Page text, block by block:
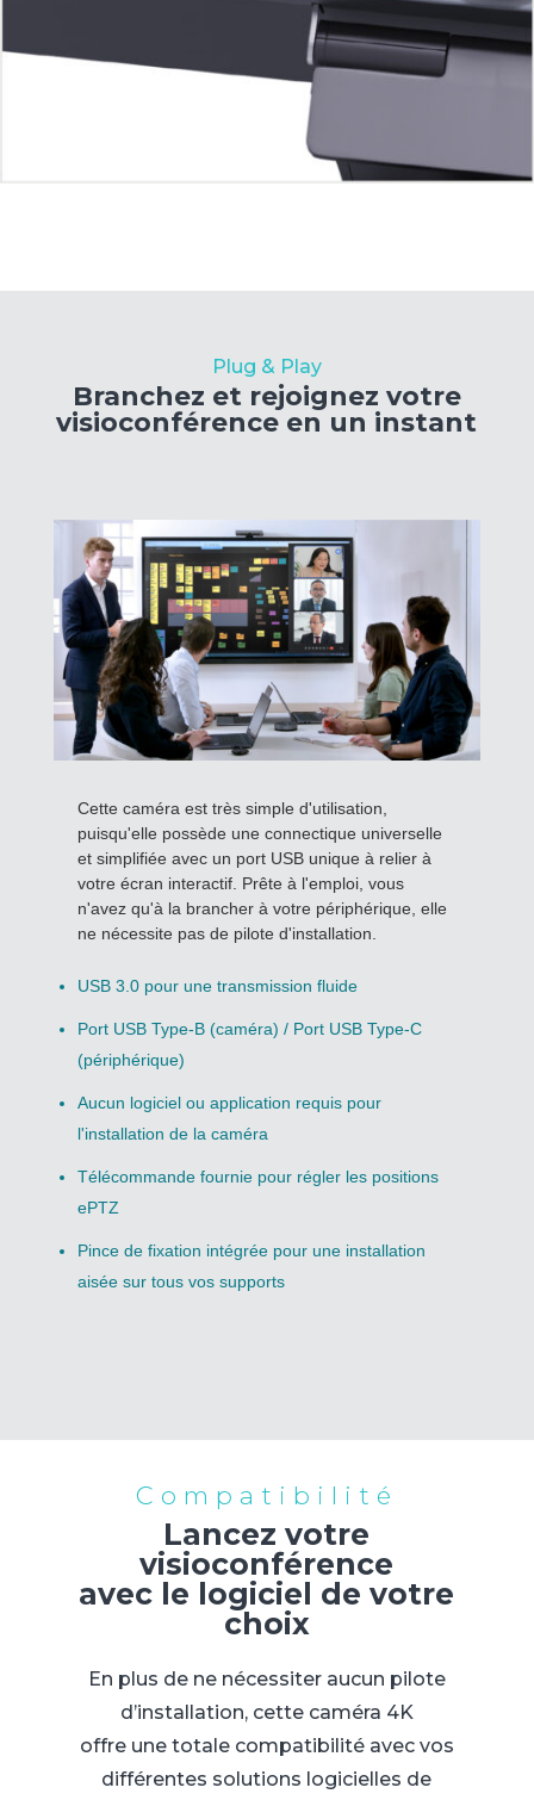
Plug & Play
Branchez et rejoignez votre
visioconférence en un instant
Cette caméra est très simple d'utilisation,
puisqu'elle possède une connectique universelle
et simplifiée avec un port USB unique à relier à
votre écran interactif. Prête à l'emploi, vous
n'avez qu'à la brancher à votre périphérique, elle
ne nécessite pas de pilote d'installation.
USB 3.0 pour une transmission fluide
Port USB Type-B (caméra) / Port USB Type-C
(périphérique)
Aucun logiciel ou application requis pour
l'installation de la caméra
Télécommande fournie pour régler les positions
ePTZ
Pince de fixation intégrée pour une installation
aisée sur tous vos supports
Compatibilité
Lancez votre
visioconférence
avec le logiciel de votre
choix
En plus de ne nécessiter aucun pilote
d’installation, cette caméra 4K
offre une totale compatibilité avec vos
différentes solutions logicielles de